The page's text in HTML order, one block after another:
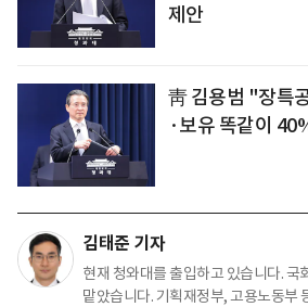
제안
靑 김용범 "장특
·보유 똑같이
김태준 기자
현재 청와대를 출입하고 있습니다. 국
맡았습니다. 기획재정부, 고용노동부